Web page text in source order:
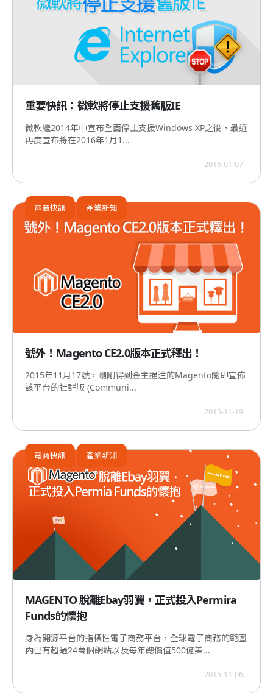
重要快訊：微軟將停止支援舊版IE
微軟繼2014年中宣布全面停止支援Windows XP之後，最近
再度宣布將在2016年1月1...
2016-01-07
號外！Magento CE2.0版本正式釋出！
2015年11月17號，剛剛得到金主挹注的Magento隨即宣佈
該平台的社群版 (Communi...
2015-11-19
電商快訊 產業新知
MAGENTO 脫離Ebay羽翼，正式投入Permira
Funds的懷抱
身為開源平台的指標性電子商務平台，全球電子商務的範圍
內已有超過24萬個網站以及每年總價值500億美...
2015-11-06
電商快訊 產業新知